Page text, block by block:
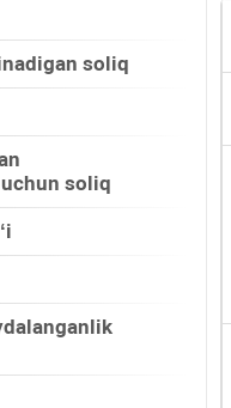
soliq
soliq